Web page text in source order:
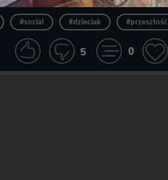
#social #dzieciak #przeszłość
5 0